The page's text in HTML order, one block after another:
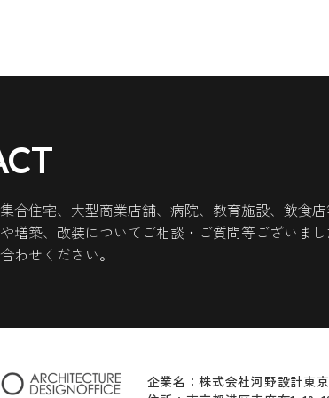
合住宅、大型商業店舗、病院、教育施設、飲食
増築、改装についてご相談・ご質問等ございま
わせください。
企業名：株式会社河野設計東京